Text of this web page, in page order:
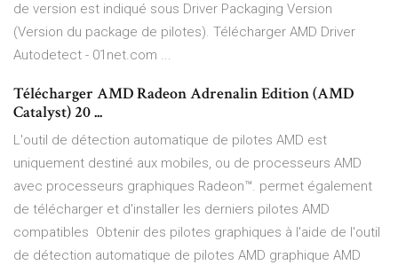
de version est indiqué sous Driver Packaging Version
(Version du package de pilotes). Télécharger AMD Driver
Autodetect - 01net.com ...
Télécharger AMD Radeon Adrenalin Edition (AMD
Catalyst) 20 ...
L'outil de détection automatique de pilotes AMD est
uniquement destiné aux mobiles, ou de processeurs AMD
avec processeurs graphiques Radeon™. permet également
de télécharger et d'installer les derniers pilotes AMD
compatibles Obtenir des pilotes graphiques à l'aide de l'outil
de détection automatique de pilotes AMD graphique AMD